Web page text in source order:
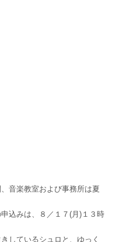
音楽教室および事務所は夏
込みは、８／１７(月)１３時
しているシュロと、ゆっく